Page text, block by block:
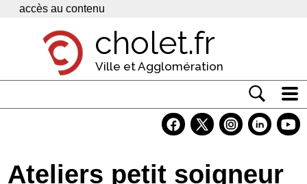
Panneau de gestion des cookies
accès au contenu
cholet.fr
Ville et Agglomération
Economie
Ateliers petit soigneur